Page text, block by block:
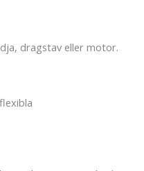
dragstav eller motor.